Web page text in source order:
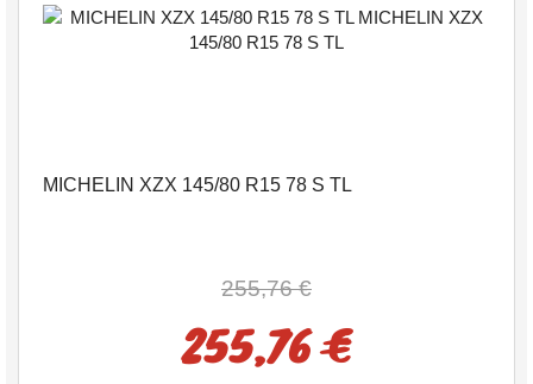
MICHELIN XZX 145/80 R15 78 S TL
255,76 €
255,76 €